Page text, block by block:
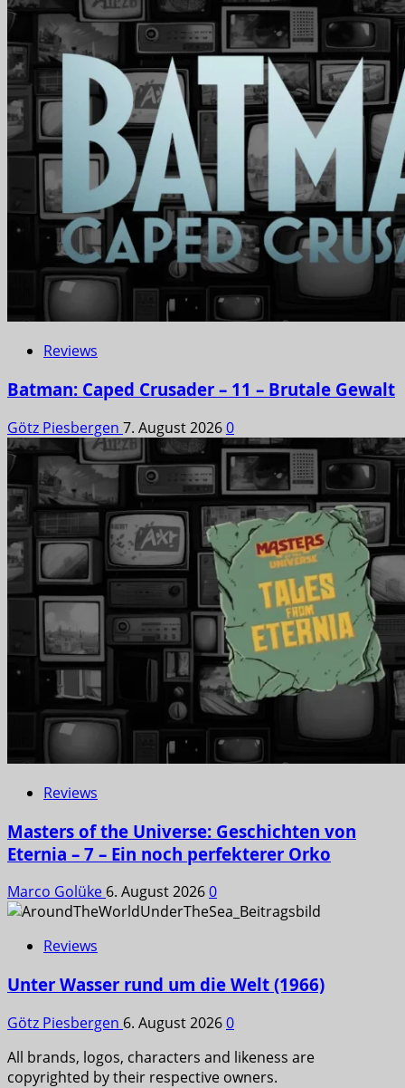
Reviews
Batman: Caped Crusader – 11 – Brutale Gewalt
Götz Piesbergen 7. August 20260
Reviews
Masters of the Universe: Geschichten von
Eternia – 7 – Ein noch perfekterer Orko
Marco Golüke 6. August 20260
Reviews
Unter Wasser rund um die Welt (1966)
Götz Piesbergen 6. August 20260
All brands, logos, characters and likeness are
copyrighted by their respective owners.